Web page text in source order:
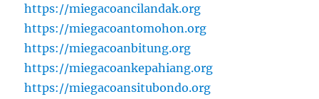
https://miegacoancilandak.org
https://miegacoantomohon.org
https://miegacoanbitung.org
https://miegacoankepahiang.org
https://miegacoansitubondo.org